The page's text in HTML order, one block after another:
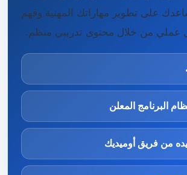
على تطوير مهاراتك المهنية وفهم
عملي من خلال محتوى تدريبي منظم.
البرنامج المعلن
من فريق أوميديك